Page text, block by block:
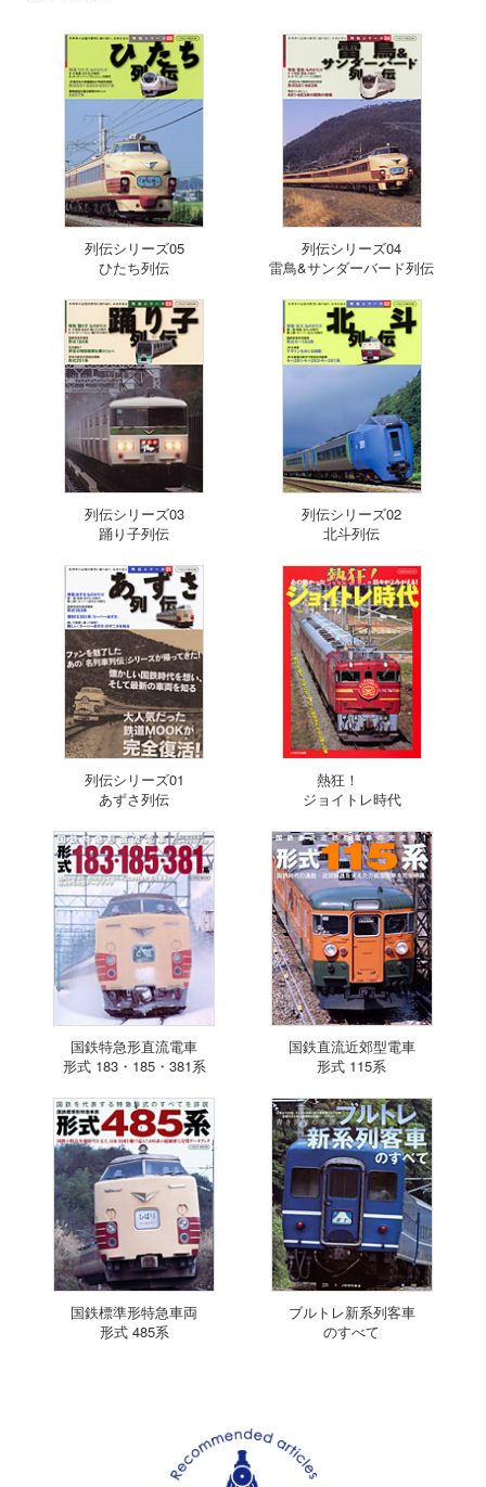
列伝シリーズ05
ひたち列伝
列伝シリーズ04
雷鳥&サンダーバード列伝
列伝シリーズ03
踊り子列伝
列伝シリーズ02
北斗列伝
列伝シリーズ01
あずさ列伝
熱狂！
ジョイトレ時代
国鉄特急形直流電車
形式 183・185・381系
国鉄直流近郊型電車
形式 115系
国鉄標準形特急車両
形式 485系
ブルトレ新系列客車
のすべて